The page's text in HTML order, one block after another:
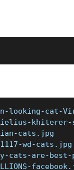
looking-cat-
cats.jpg
wd-cats.jpg
cats-are-best-